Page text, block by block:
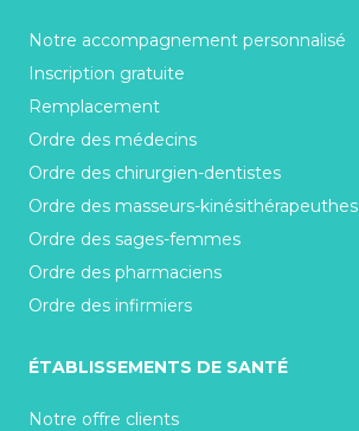
Notre accompagnement personnalisé
Inscription gratuite
Remplacement
Ordre des médecins
Ordre des chirurgien-dentistes
Ordre des masseurs-kinésithérapeuthes
Ordre des sages-femmes
Ordre des pharmaciens
Ordre des infirmiers
ÉTABLISSEMENTS DE SANTÉ
Notre offre clients